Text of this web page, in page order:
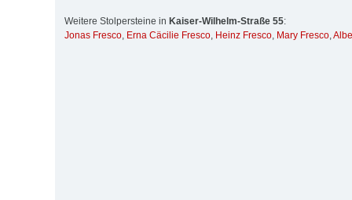
Weitere Stolpersteine in Kaiser-Wilhelm-Straße 55:
Jonas Fresco, Erna Cäcilie Fresco, Heinz Fresco, Mary Fresco,